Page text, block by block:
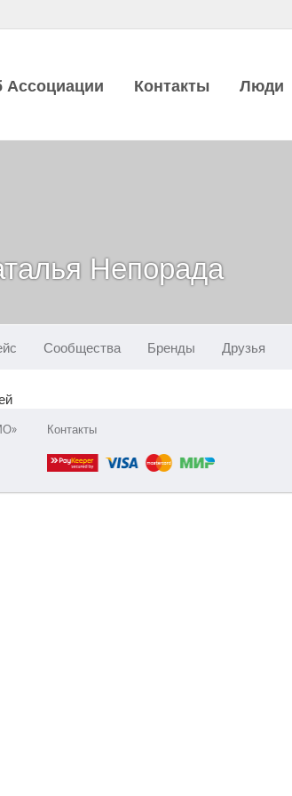
Ассоциации Контакты Люди
Непорада
Сообщества Бренды Друзья
Контакты